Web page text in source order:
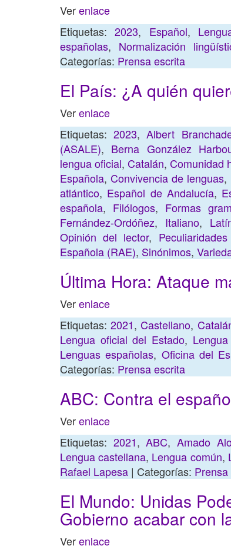
Verenlace
Etiquetas:2023, Español,
españolas, Normalización
Categorías: Prensa escrita
El País: ¿A quién
Verenlace
Etiquetas:2023,Albert
(ASALE), Berna González
lengua oficial,Catalán,Comunidad
Española, Convivencia de lenguas,
atlántico, Español de Andalucía,
española, Filólogos, Formas
Fernández-Ordóñez, Italiano,
Opinión del lector,
Española (RAE), Sinónimos,
Última Hora: Ataque
Verenlace
Etiquetas:2021,Castellano,
Lengua oficial del Estado,
Lenguas españolas, Oficina del
Categorías: Prensa escrita
ABC: Contra el
Verenlace
Etiquetas: 2021,ABC,Amado
Lengua castellana, Lengua común,
Rafael Lapesa | Categorías:
El Mundo: Unidas
Gobierno acabar con
Verenlace